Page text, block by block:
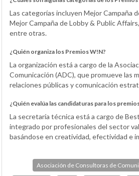
Las categorías incluyen Mejor Campaña
Mejor Campaña de Lobby & Public
entre otras.
¿Quién organiza los Premios W!N?
La organización está a cargo de la
Comunicación (ADC), que promueve las
relaciones públicas y comunicación
¿Quién evalúa las candidaturas para los
La secretaría técnica está a cargo de
integrado por profesionales del sector
basándose en creatividad, efectividad e
Asociación de Consultoras de